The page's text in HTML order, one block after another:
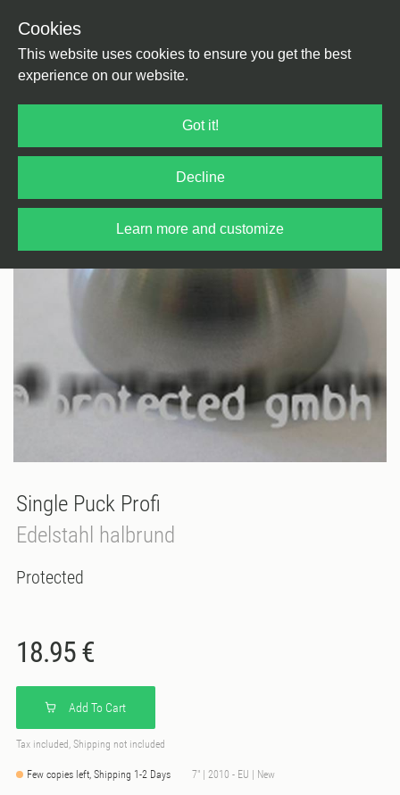
Cookies
This website uses cookies to ensure you get the best
experience on our website.
Got it!
Decline
Learn more and customize
Single Puck Profi
Edelstahl halbrund
Protected
18.95 €
Add To Cart
Tax included, Shipping not included
Few copies left, Shipping 1-2 Days 7" | 2010 - EU | New